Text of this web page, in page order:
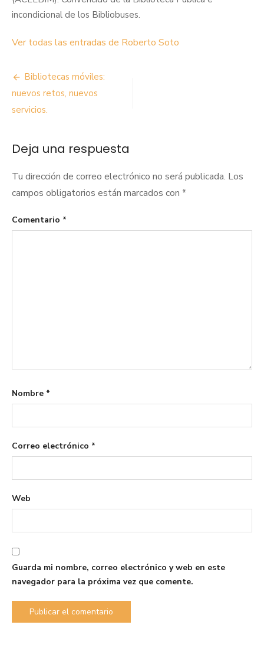
incondicional de los Bibliobuses.
Ver todas las entradas de Roberto Soto
Navegación
de
entradas
Bibliotecas móviles:
nuevos retos, nuevos
servicios.
Deja una respuesta
Tu dirección de correo electrónico no será publicada. Los
campos obligatorios están marcados con *
Comentario *
Nombre *
Correo electrónico *
Web
Guarda mi nombre, correo electrónico y web en este
navegador para la próxima vez que comente.